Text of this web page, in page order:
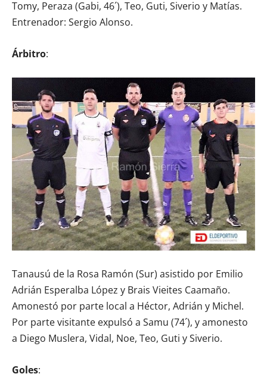
Tomy, Peraza (Gabi, 46´), Teo, Guti, Siverio y Matías.
Entrenador: Sergio Alonso.
Árbitro:
Tanausú de la Rosa Ramón (Sur) asistido por Emilio
Adrián Esperalba López y Brais Vieites Caamaño.
Amonestó por parte local a Héctor, Adrián y Michel.
Por parte visitante expulsó a Samu (74´), y amonesto
a Diego Muslera, Vidal, Noe, Teo, Guti y Siverio.
Goles: